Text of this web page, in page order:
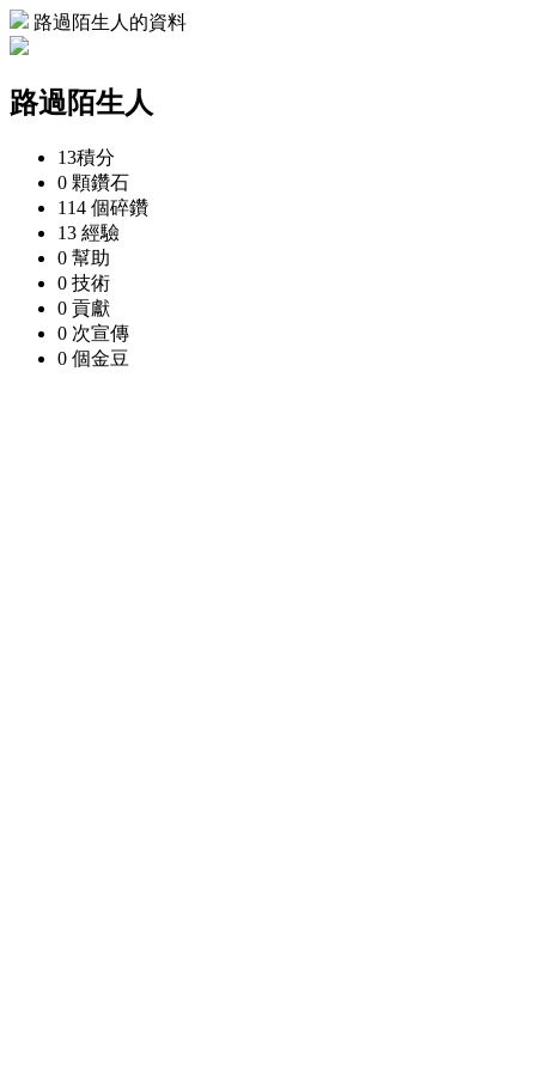
路過陌生人的資料
路過陌生人
13積分
0 顆鑽石
114 個碎鑽
13 經驗
0 幫助
0 技術
0 貢獻
0 次宣傳
0 個金豆